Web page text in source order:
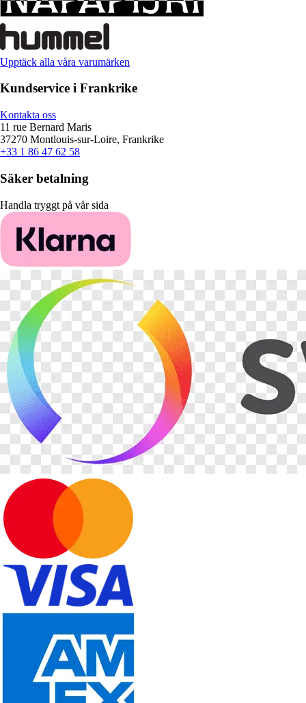
Upptäck alla våra varumärken
Kundservice i Frankrike
Kontakta oss
11 rue Bernard Maris
37270 Montlouis-sur-Loire, Frankrike
+33 1 86 47 62 58
Säker betalning
Handla tryggt på vår sida